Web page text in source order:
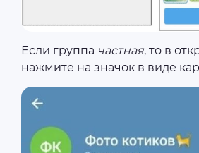
Если группа частная, то в
нажмите на значок в виде